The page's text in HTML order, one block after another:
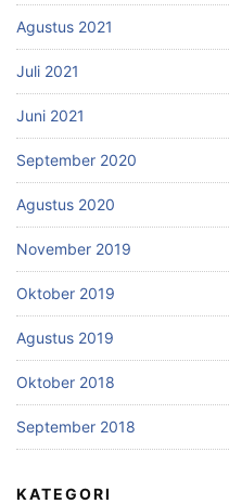
Agustus 2021
Juli 2021
Juni 2021
September 2020
Agustus 2020
November 2019
Oktober 2019
Agustus 2019
Oktober 2018
September 2018
KATEGORI